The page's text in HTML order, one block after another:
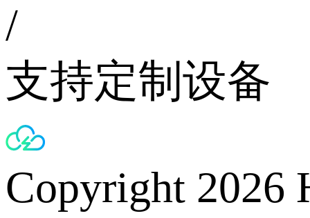
/
支持定制设备
Copyright 2026